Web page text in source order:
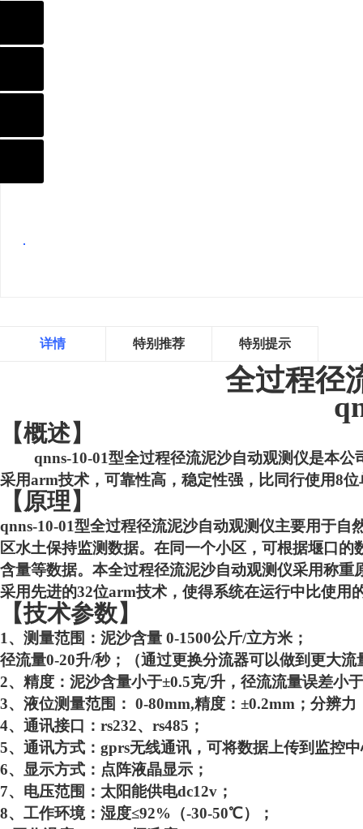
详情 特别推荐 特别提示
全过程径
【概述】
qnns-10-01型全过程径流泥沙自动观测仪是本公
采用arm技术，可靠性高，稳定性强，比同行使用8
【原理】
qnns-10-01型全过程径流泥沙自动观测仪主要用于自
区水土保持监测数据。在同一个小区，可根据堰口
含量等数据。本全过程径流泥沙自动观测仪采用称重
采用先进的32位arm技术，使得系统在运行中比使用
【技术参数】
1、测量范围：泥沙含量 0-1500公斤/立方米；
径流量0-20升/秒；（通过更换分流器可以做到更大流
2、精度：泥沙含量小于±0.5克/升，径流流量误差小
3、液位测量范围： 0-80mm,精度：±0.2mm；分辨
4、通讯接口：rs232、rs485；
5、通讯方式：gprs无线通讯，可将数据上传到监控
6、显示方式：点阵液晶显示；
7、电压范围：太阳能供电dc12v；
8、工作环境：湿度≤92%（-30-50℃）；